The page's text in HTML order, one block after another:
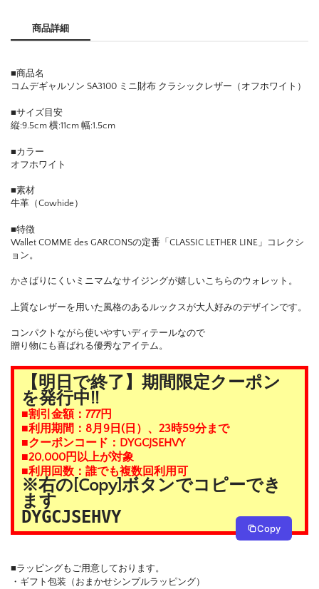
商品詳細
■商品名
コムデギャルソン SA3100 ミニ財布 クラシックレザー（オフホワイト）
■サイズ目安
縦:9.5cm 横:11cm 幅:1.5cm
■カラー
オフホワイト
■素材
牛革（Cowhide）
■特徴
Wallet COMME des GARCONSの定番「CLASSIC LETHER LINE」コレクシ
ョン。
かさばりにくいミニマムなサイジングが嬉しいこちらのウォレット。
上質なレザーを用いた風格のあるルックスが大人好みのデザインです。
コンパクトながら使いやすいディテールなので
贈り物にも喜ばれる優秀なアイテム。
【明日で終了】期間限定クーポン
を発行中!!
■割引金額：777円
■利用期間：8月9日(日）、23時59分まで
■クーポンコード：DYGCJSEHVY
■20,000円以上が対象
■利用回数：誰でも複数回利用可
※右の[Copy]ボタンでコピーでき
ます
DYGCJSEHVY
Copy
■ラッピングもご用意しております。
・ギフト包装（おまかせシンプルラッピング）